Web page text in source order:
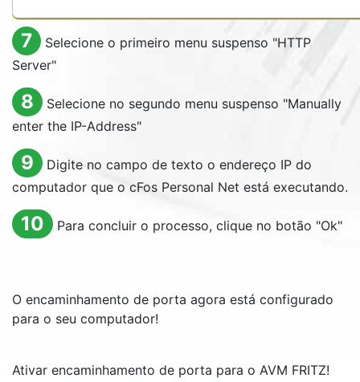
7 Selecione o primeiro menu suspenso "HTTP
Server"
8 Selecione no segundo menu suspenso "Manually
enter the IP-Address"
9
Digite no campo de texto o endereço IP do
computador que o cFos Personal Net está executando.
10 Para concluir o processo, clique no botão "Ok"
O encaminhamento de porta agora está configurado
para o seu computador!
Ativar encaminhamento de porta para o AVM FRITZ!